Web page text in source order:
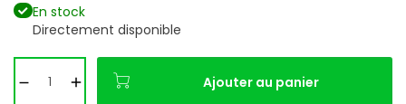
En stock
Directement disponible
Ajouter au panier